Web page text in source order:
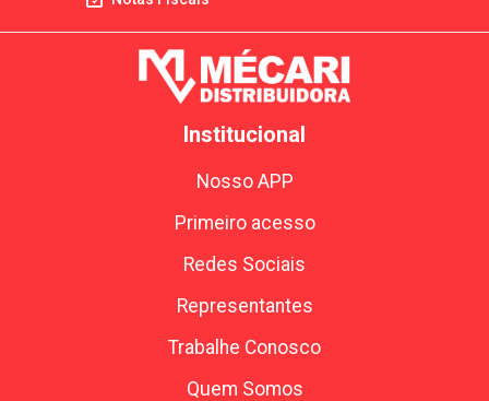
Institucional
Nosso APP
Primeiro acesso
Redes Sociais
Representantes
Trabalhe Conosco
Quem Somos